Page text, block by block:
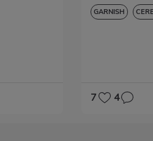
GARNISH
7 4